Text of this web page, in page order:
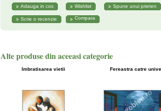
Compara
Alte produse din aceeasi categorie
Imbratisarea vietii Fereastra catre